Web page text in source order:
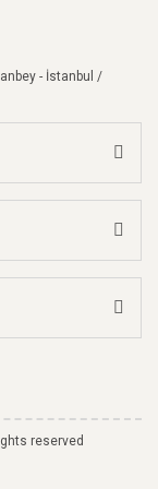
- İstanbul /
reserved